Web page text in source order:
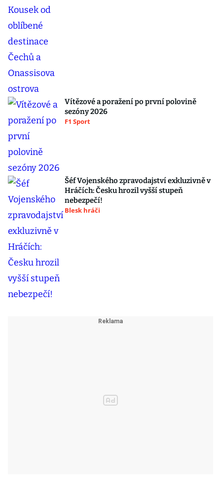
Vítězové a poražení po první polovině
sezóny 2026
F1 Sport
Šéf Vojenského zpravodajství exkluzivně v
Hráčích: Česku hrozil vyšší stupeň
nebezpečí!
Blesk hráči